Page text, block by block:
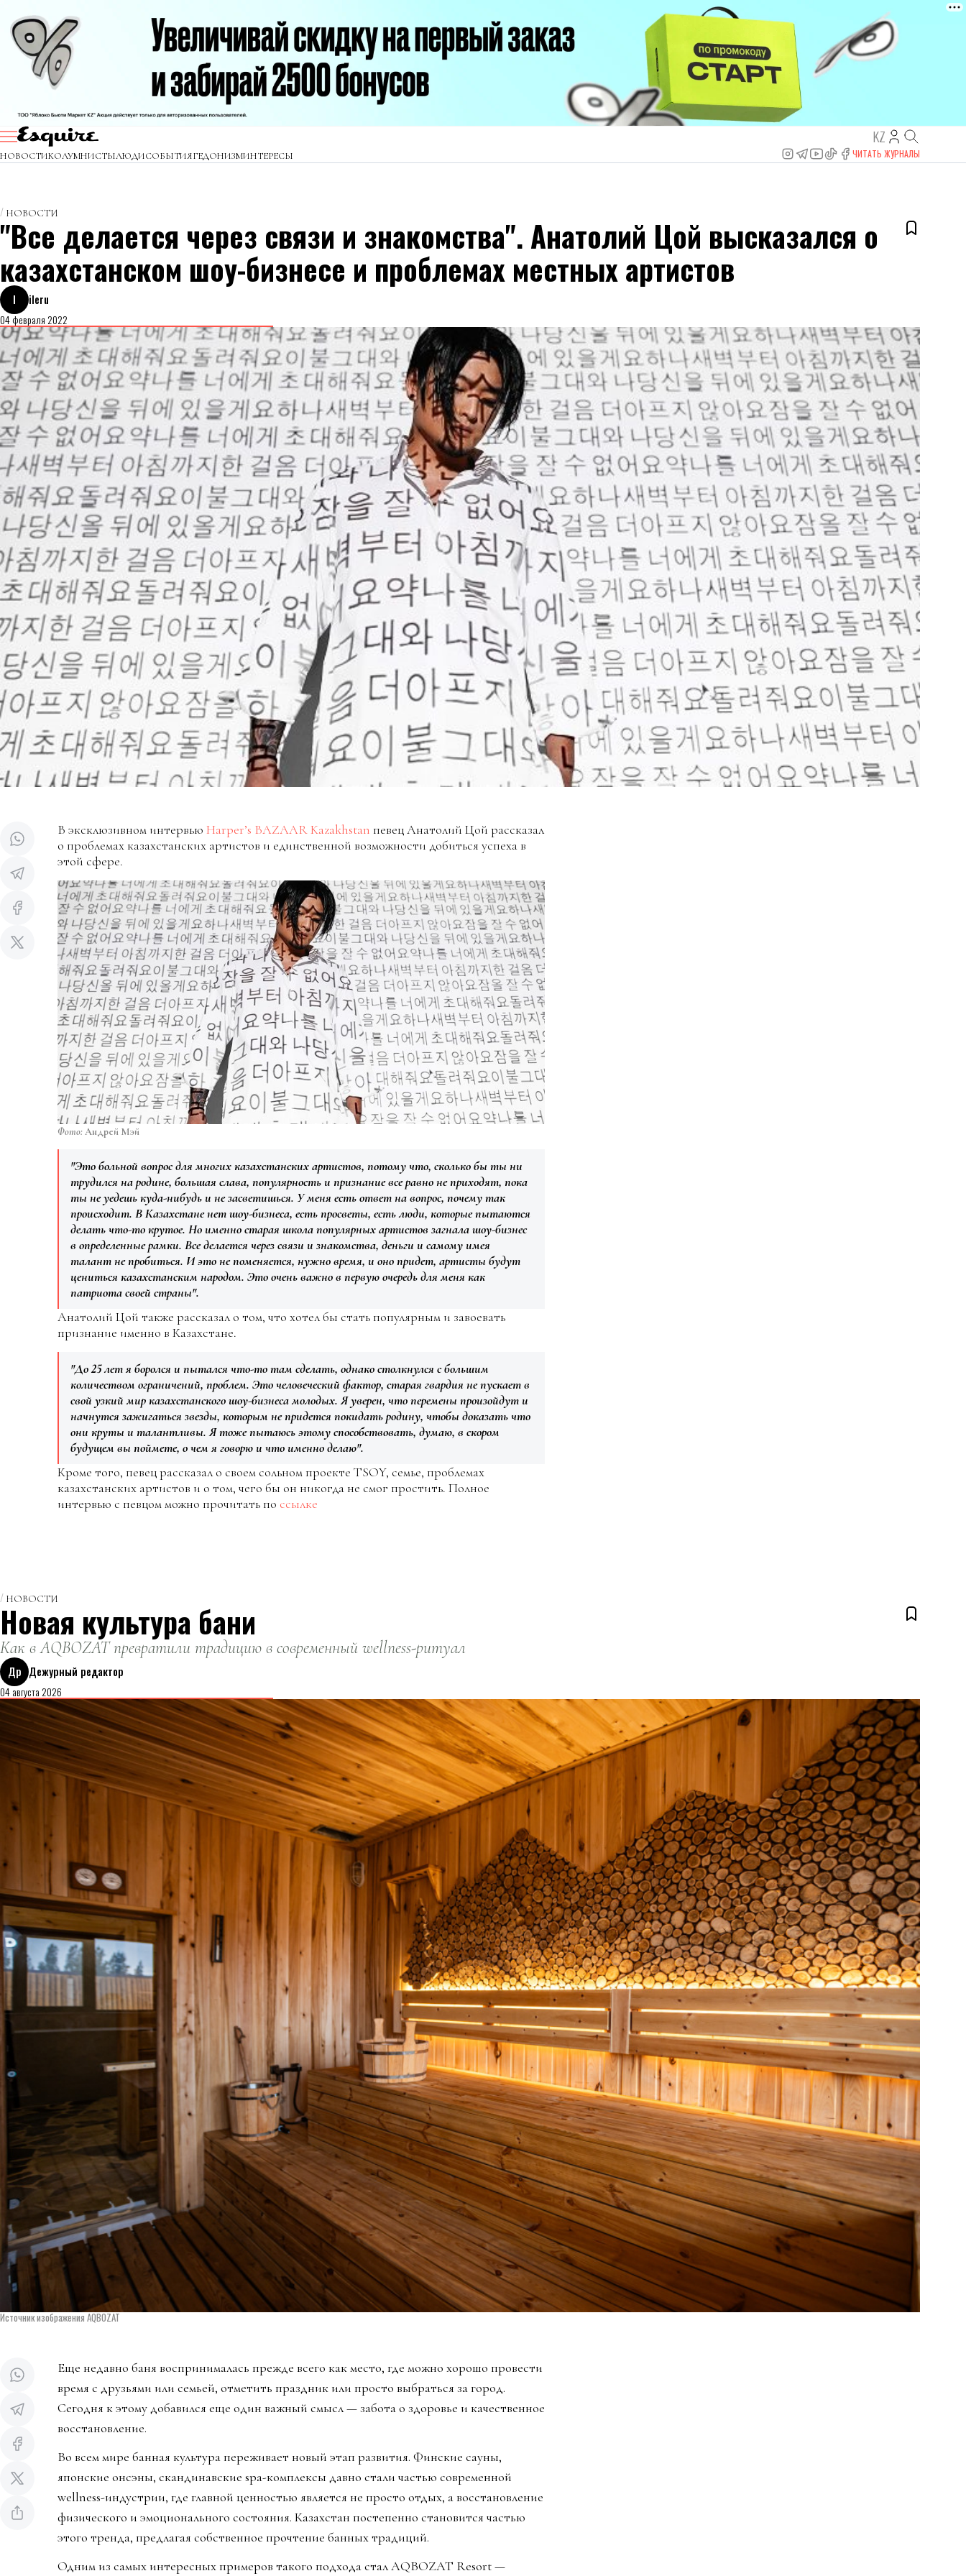
KZ
НОВОСТИКОЛУМНИСТЫЛЮДИСОБЫТИЯГЕДОНИЗМИНТЕРЕСЫ ЧИТАТЬ ЖУРНАЛЫ
НОВОСТИ
"Все делается через связи и знакомства". Анатолий Цой высказался о
казахстанском шоу-бизнесе и проблемах местных артистов
I
ileru
04 февраля 2022
В эксклюзивном интервью Harper’s BAZAAR Kazakhstan певец Анатолий Цой рассказал
о проблемах казахстанских артистов и единственной возможности добиться успеха в
этой сфере.
Фото:Андрей Мэй
"Это больной вопрос для многих казахстанских артистов, потому что, сколько бы ты ни
трудился на родине, большая слава, популярность и признание все равно не приходят, пока
ты не уедешь куда-нибудь и не засветишься. У меня есть ответ на вопрос, почему так
происходит. В Казахстане нет шоу-бизнеса, есть просветы, есть люди, которые пытаются
делать что-то крутое. Но именно старая школа популярных артистов загнала шоу-бизнес
в определенные рамки. Все делается через связи и знакомства, деньги и самому имея
талант не пробиться. И это не поменяется, нужно время, и оно придет, артисты будут
цениться казахстанским народом. Это очень важно в первую очередь для меня как
патриота своей страны".
Анатолий Цой также рассказал о том, что хотел бы стать популярным и завоевать
признание именно в Казахстане.
"До 25 лет я боролся и пытался что-то там сделать, однако столкнулся с большим
количеством ограничений, проблем. Это человеческий фактор, старая гвардия не пускает в
свой узкий мир казахстанского шоу-бизнеса молодых. Я уверен, что перемены произойдут и
начнутся зажигаться звезды, которым не придется покидать родину, чтобы доказать что
они круты и талантливы. Я тоже пытаюсь этому способствовать, думаю, в скором
будущем вы поймете, о чем я говорю и что именно делаю".
Кроме того, певец рассказал о своем сольном проекте TSOY, семье, проблемах
казахстанских артистов и о том, чего бы он никогда не смог простить. Полное
интервью с певцом можно прочитать по ссылке
НОВОСТИ
Новая культура бани
Как в AQBOZAT превратили традицию в современный wellness-ритуал
Др Дежурный редактор
04 августа 2026
Источник изображения AQBOZAT
Еще недавно баня воспринималась прежде всего как место, где можно хорошо провести
время с друзьями или семьей, отметить праздник или просто выбраться за город.
Сегодня к этому добавился еще один важный смысл — забота о здоровье и качественное
восстановление.
Во всем мире банная культура переживает новый этап развития. Финские сауны,
японские онсэны, скандинавские spa-комплексы давно стали частью современной
wellness-индустрии, где главной ценностью является не просто отдых, а восстановление
физического и эмоционального состояния. Казахстан постепенно становится частью
этого тренда, предлагая собственное прочтение банных традиций.
Одним из самых интересных примеров такого подхода стал AQBOZAT Resort —